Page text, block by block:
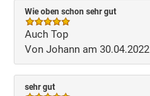
Wie oben schon sehr gut
Auch Top
Von Johann am 30.04.2022
sehr gut